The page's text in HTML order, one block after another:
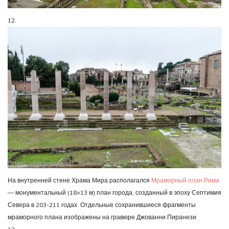
12.
На внутренней стене Храма Мира располагался Мраморный план Рима
— монументальный (18×13 м) план города, созданный в эпоху Септимия
Севера в 203-211 годах. Отдельные сохранившиеся фрагменты
мраморного плана изображены на гравюре Джованни Пиранези.